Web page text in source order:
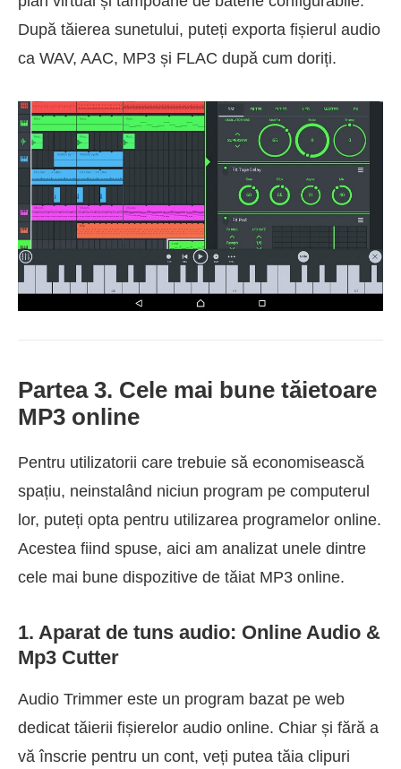
După tăierea sunetului, puteți exporta fișierul audio
ca WAV, AAC, MP3 și FLAC după cum doriți.
Partea 3. Cele mai bune tăietoare
MP3 online
Pentru utilizatorii care trebuie să economisească
spațiu, neinstalând niciun program pe computerul
lor, puteți opta pentru utilizarea programelor online.
Acestea fiind spuse, aici am analizat unele dintre
cele mai bune dispozitive de tăiat MP3 online.
1. Aparat de tuns audio: Online Audio &
Mp3 Cutter
Audio Trimmer este un program bazat pe web
dedicat tăierii fișierelor audio online. Chiar și fără a
vă înscrie pentru un cont, veți putea tăia clipuri